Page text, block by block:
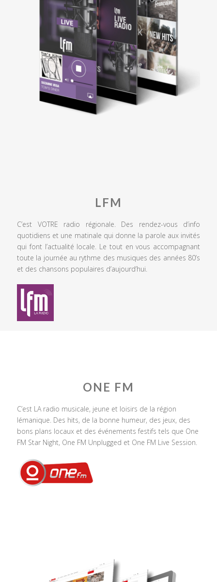
LFM
C’est VOTRE radio régionale. Des rendez-vous d’info
quotidiens et une matinale qui donne la parole aux invités
qui font l’actualité locale. Le tout en vous accompagnant
toute la journée au rythme des musiques des années 80’s
et des chansons populaires d’aujourd’hui.
ONE FM
C’est LA radio musicale, jeune et loisirs de la région
lémanique. Des hits, de la bonne humeur, des jeux, des
bons plans locaux et des événements festifs tels que One
FM Star Night, One FM Unplugged et One FM Live Session.